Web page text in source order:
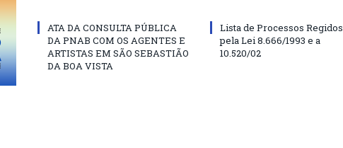
ATA DA CONSULTA PÚBLICA
DA PNAB COM OS AGENTES E
ARTISTAS EM SÃO SEBASTIÃO
DA BOA VISTA
Lista de Processos Regidos
pela Lei 8.666/1993 e a
10.520/02